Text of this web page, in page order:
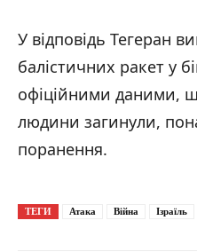
У відповідь Тегеран
балістичних ракет у
офіційними даними,
людини загинули,
поранення.
ТЕГИ Атака Війна Ізраїль